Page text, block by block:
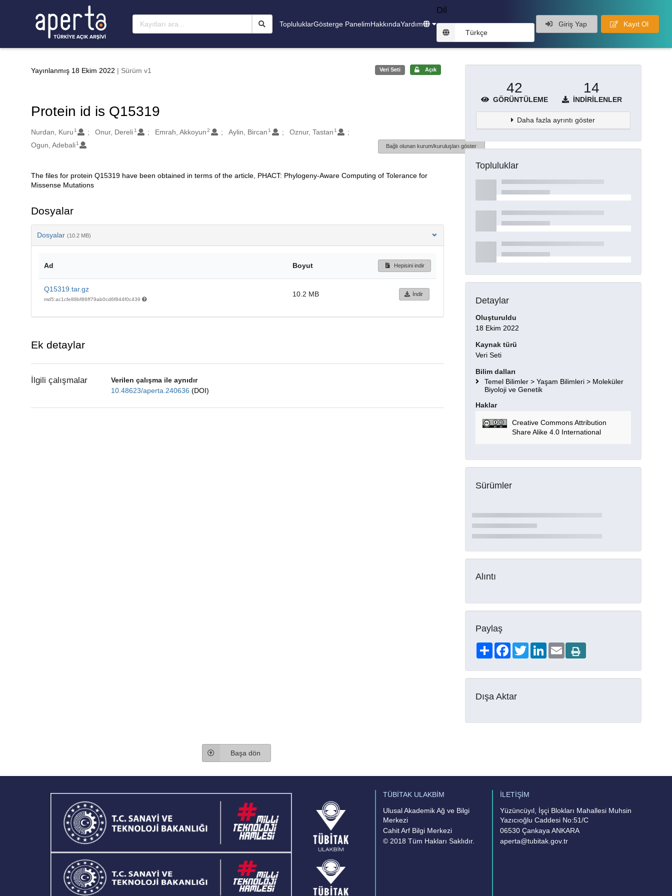
TopluluklarGösterge PanelimHakkındaYardım
Dil
Türkçe
Giriş Yap Kayıt Ol
Yayınlanmış 18 Ekim 2022 | Sürüm v1 Veri Seti Açık
Protein id is Q15319
Oluşturanlar
Nurdan, Kuru 1 Onur, Dereli 1 Emrah, Akkoyun 2 Aylin, Bircan 1 Oznur, Tastan 1
Ogun, Adebali 1 Bağlı olunan kurum/kuruluşları göster
Açıklama
The files for protein Q15319 have been obtained in terms of the article, PHACT: Phylogeny-Aware Computing of Tolerance for
Missense Mutations
Dosyalar
Dosyalar (10.2 MB)
Ad Boyut Hepisini indir
Q15319.tar.gz
md5:ac1cfe88bf86ff79ab0cd6f844f0c439
10.2 MB İndir
Ek detaylar
İlgili çalışmalar
Verilen çalışma ile aynıdır
10.48623/aperta.240636 (DOI)
42
GÖRÜNTÜLEME
14
İNDIRILENLER
Daha fazla ayrıntı göster
Topluluklar
Detaylar
Oluşturuldu
18 Ekim 2022
Kaynak türü
Veri Seti
Bilim dalları
Temel Bilimler > Yaşam Bilimleri > Moleküler
Biyoloji ve Genetik
Haklar
Creative Commons Attribution
Share Alike 4.0 International
Sürümler
Alıntı
Paylaş
ShareFacebookTwitterLinkedIn
Email
Dışa Aktar
Başa dön
TÜBİTAK ULAKBİM
Ulusal Akademik Ağ ve Bilgi
Merkezi
Cahit Arf Bilgi Merkezi
© 2018 Tüm Hakları Saklıdır.
İLETİŞİM
Yüzüncüyıl, İşçi Blokları Mahallesi Muhsin
Yazıcıoğlu Caddesi No:51/C
06530 Çankaya ANKARA
aperta@tubitak.gov.tr